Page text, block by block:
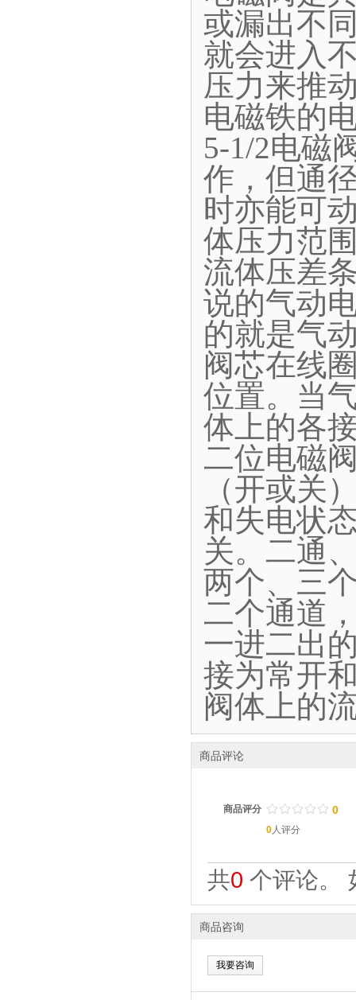
或漏出不
就会进入
压力来推
电磁铁的
5-1/2电磁
作，但通
时亦能可
体压力范
流体压差
说的气动
的就是气
阀芯在线
位置。当
体上的各
二位电磁
（开或关
和失电状
关。二通
两个、三
二个通道
一进二出
接为常开
阀体上的
商品评论
商品评分 / / / / /
. . . . . 0
0人评分
共0 个评论。
商品咨询
我要咨询